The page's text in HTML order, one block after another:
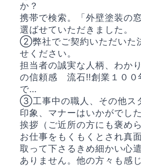
か？
携帯で検索。「外壁塗装の
選ばせていただきました。
②弊社でご契約いただいた
せください。
担当者の誠実な人柄、わか
の信頼感 流石‼創業１００
で…
③工事中の職人、その他ス
印象、マナーはいかがでし
挨拶（ご近所の方にも褒め
お仕事をもくもくとされ真
取って下さるきめ細かい心
ありません。他の方々も感